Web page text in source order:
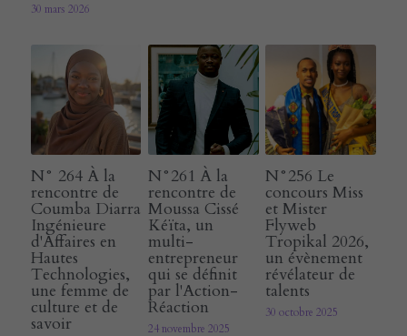
30 mars 2026
N° 264 À la
rencontre de
Coumba Diarra
Ingénieure
d'Affaires en
Hautes
Technologies,
une femme de
culture et de
savoir
N°261 À la
rencontre de
Moussa Cissé
Kéïta, un
multi-
entrepreneur
qui se définit
par l'Action-
Réaction
24 novembre 2025
N°256 Le
concours Miss
et Mister
Flyweb
Tropikal 2026,
un évènement
révélateur de
talents
30 octobre 2025